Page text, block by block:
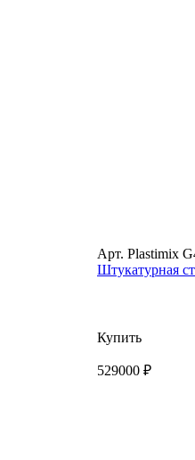
Арт. Plastimix
Штукатурная
Купить
529000 ₽